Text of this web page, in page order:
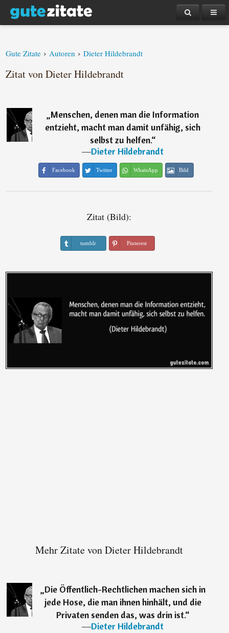
Gute Zitate › Autoren › Dieter Hildebrandt
Zitat von Dieter Hildebrandt
„Menschen, denen man die Information
entzieht, macht man damit unfähig, sich
selbst zu helfen.“
―Dieter Hildebrandt
Facebook Twitter WhatsApp Bild
Zitat (Bild):
tumblr Pinterest
Mehr Zitate von Dieter Hildebrandt
„Die Öffentlich-Rechtlichen machen sich in
jede Hose, die man ihnen hinhält, und die
Privaten senden das, was drin ist.“
―Dieter Hildebrandt